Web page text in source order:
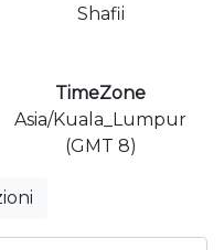
Shafii
TimeZone
Asia/Kuala_Lumpur
(GMT 8)